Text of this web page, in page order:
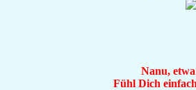
Nanu,
Fühl Dich